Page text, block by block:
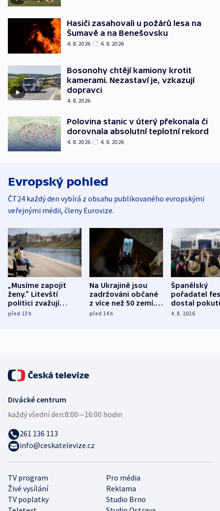
Hasiči zasahovali u požárů lesa na
Šumavě a na Benešovsku
4. 8. 2026 4. 8. 2026
Bosonohy chtějí kamiony krotit
kamerami. Nezastaví je, vzkazují
dopravci
4. 8. 2026
Polovina stanic v úterý překonala či
dorovnala absolutní teplotní rekord
4. 8. 2026 4. 8. 2026
Evropský pohled
ČT24 každý den vybírá z obsahu publikovaného evropskými
veřejnými médii, členy Eurovize.
„Musíme zapojit
ženy.“ Litevští
politici zvažují
dohodu o
před 13h
Na Ukrajině jsou
zadržováni občané
z více než 50 zemí.
Bojovali na straně
před 14h
Španělský
pořadatel
dostal
nekalé
4. 8. 2026
TV program
Pro média
Živé vysílání
Reklama
TV poplatky
Studio Brno
Divácké centrum
každý všední den:8:00—16:00 hodin
261 136 113
info@ceskatelevize.cz